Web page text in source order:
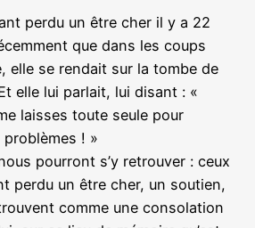
perdu un être cher il y a 22
que dans les coups
elle se rendait sur la tombe de
elle lui parlait, lui disant : «
laisses toute seule pour
problèmes ! »
pourront s’y retrouver : ceux
perdu un être cher, un soutien,
comme une consolation